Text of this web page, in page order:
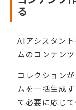
る
AIアシスタン
ムのコンテン
コレクション
ムを一括生成
て必要に応じ